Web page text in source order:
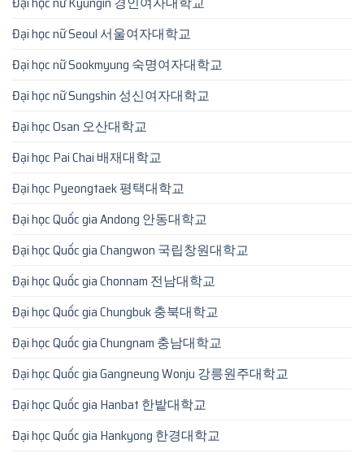
Đại học nữ Seoul 서울여자대학교
Đại học nữ Sookmyung 숙명여자대학교
Đại học nữ Sungshin 성신여자대학교
Đại học Osan 오산대학교
Đại học Pai Chai 배재대학교
Đại học Pyeongtaek 평택대학교
Đại học Quốc gia Andong 안동대학교
Đại học Quốc gia Changwon 국립창원대학교
Đại học Quốc gia Chonnam 전남대학교
Đại học Quốc gia Chungbuk 충북대학교
Đại học Quốc gia Chungnam 충남대학교
Đại học Quốc gia Gangneung Wonju 강릉원주대학교
Đại học Quốc gia Hanbat 한밭대학교
Đại học Quốc gia Hankyong 한경대학교